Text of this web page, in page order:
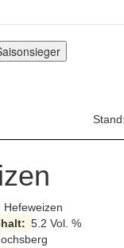
Hefeweizen
5.2 Vol. %